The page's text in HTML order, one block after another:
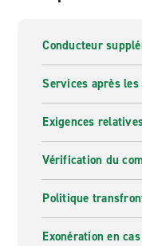
Conducteur
Services après
Exigences
Vérification du
Politique
Exonération en